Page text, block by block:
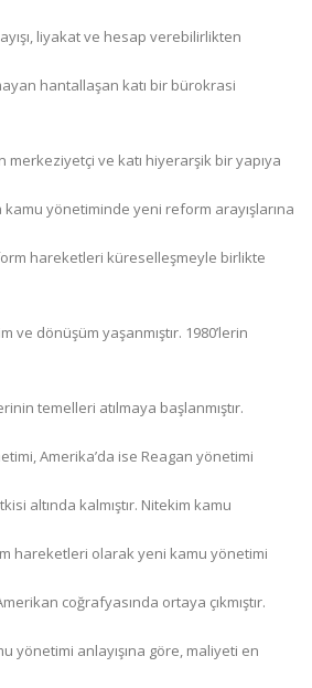
liyakat ve hesap verebilirlikten
hantallaşan katı bir bürokrasi
merkeziyetçi ve katı hiyerarşik bir yapıya
kamu yönetiminde yeni reform arayışlarına
hareketleri küreselleşmeyle birlikte
ve dönüşüm yaşanmıştır. 1980’lerin
temelleri atılmaya başlanmıştır.
Amerika’da ise Reagan yönetimi
altında kalmıştır. Nitekim kamu
hareketleri olarak yeni kamu yönetimi
coğrafyasında ortaya çıkmıştır.
yönetimi anlayışına göre, maliyeti en